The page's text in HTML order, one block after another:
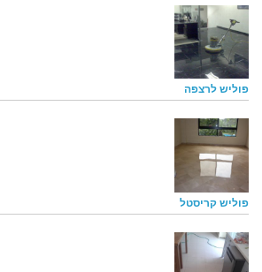
פוליש לרצפה
פוליש קריסטל